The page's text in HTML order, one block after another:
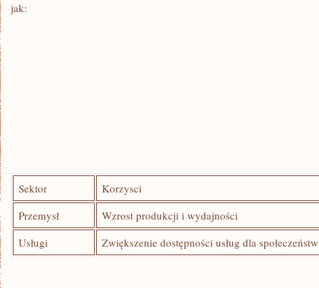
‌jak:
Sektor
Korzysci
Przemysł
Wzrost ⁢produkcji i wydajności
Usługi
Zwiększenie ‌dostępności usług dla